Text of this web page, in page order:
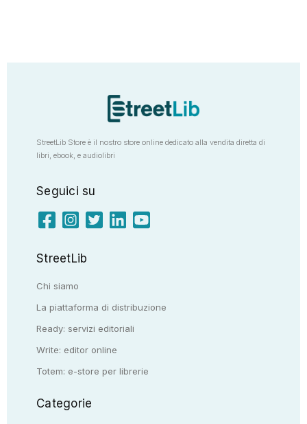
StreetLib Store è il nostro store online dedicato alla vendita diretta di
libri, ebook, e audiolibri
Seguici su
StreetLib
Chi siamo
La piattaforma di distribuzione
Ready: servizi editoriali
Write: editor online
Totem: e-store per librerie
Categorie